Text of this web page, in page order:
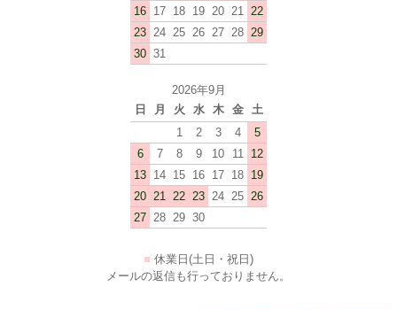
16 17 18 19 20 21
22
23 24 25 26 27 28 29
30 31
2026年9月
日
月 火 水 木 金
土
1
2 3 4
5
6
7 8 9 10 11
12
13 14 15 16 17 18 19
20 21 22 23 24 25 26
27 28 29 30
■ 休業日(土日・祝日)
メールの返信も行っておりません。